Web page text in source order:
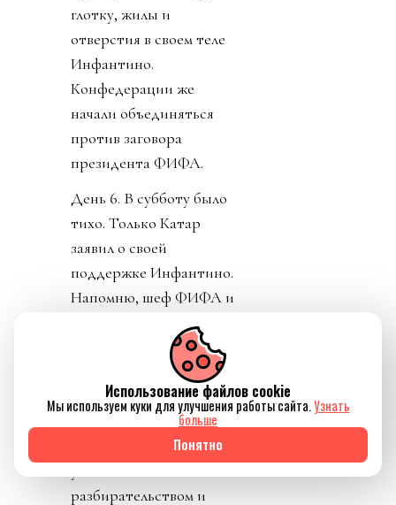
глотку, жилы и
отверстия в своем теле
Инфантино.
Конфедерации же
начали объединяться
против заговора
президента ФИФА.
День 6. В субботу было
тихо. Только Катар
заявил о своей
поддержке Инфантино.
Напомню, шеф ФИФА и
чемпионат у них провел,
и на их джете летал по
всему свету, и лично
регулярно летал делать
«ку» правителям Катара.
УЕФА пригрозило
разбирательством и
Использование файлов cookie
Мы используем куки для улучшения работы сайта.Узнать
больше
Понятно